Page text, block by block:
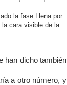
la fase Llena por
cara visible de la
han dicho también
a otro número, y